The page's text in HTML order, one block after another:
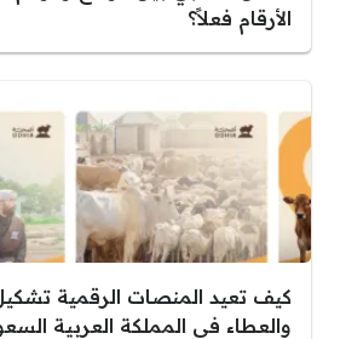
الأرقام فعلاً؟
كيف تعيد المنصات الرقمية
والعطاء في المملكة العربية